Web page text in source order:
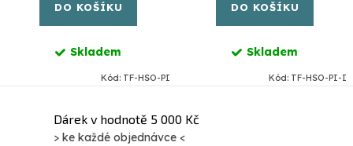
DO KOŠÍKU
Skladem
Kód: TF-HSO-PI
DO KOŠÍKU
Skladem
Kód: TF-HSO-PI-I
Dárek v hodnotě 5 000 Kč
> ke každé objednávce <